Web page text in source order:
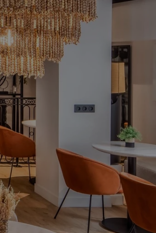
Champs obligatoires
ce formulaire, vous concernant font l'objet d'un
au traitement de votre demande. la durée de
de 3ans. Vous bénéficiez d'un droit d'accès, de
de celles-ci ou une limitation du